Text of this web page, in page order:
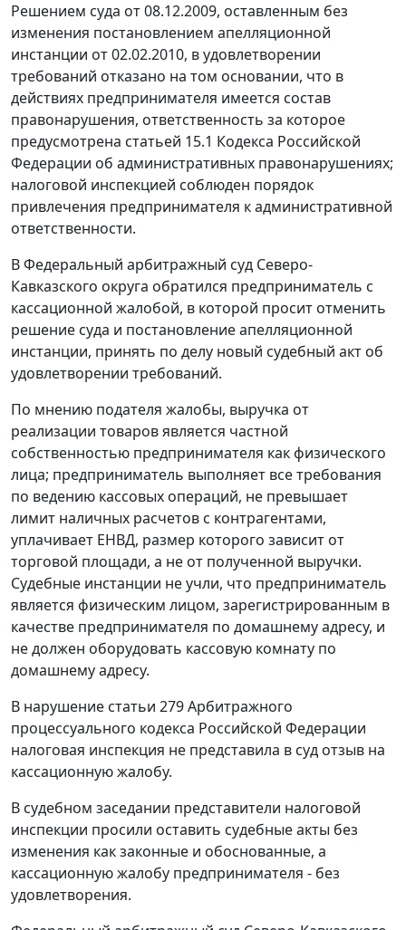
Решением суда от 08.12.2009, оставленным без
изменения постановлением апелляционной
инстанции от 02.02.2010, в удовлетворении
требований отказано на том основании, что в
действиях предпринимателя имеется состав
правонарушения, ответственность за которое
предусмотрена статьей 15.1 Кодекса Российской
Федерации об административных правонарушениях;
налоговой инспекцией соблюден порядок
привлечения предпринимателя к административной
ответственности.
В Федеральный арбитражный суд Северо-
Кавказского округа обратился предприниматель с
кассационной жалобой, в которой просит отменить
решение суда и постановление апелляционной
инстанции, принять по делу новый судебный акт об
удовлетворении требований.
По мнению подателя жалобы, выручка от
реализации товаров является частной
собственностью предпринимателя как физического
лица; предприниматель выполняет все требования
по ведению кассовых операций, не превышает
лимит наличных расчетов с контрагентами,
уплачивает ЕНВД, размер которого зависит от
торговой площади, а не от полученной выручки.
Судебные инстанции не учли, что предприниматель
является физическим лицом, зарегистрированным в
качестве предпринимателя по домашнему адресу, и
не должен оборудовать кассовую комнату по
домашнему адресу.
В нарушение статьи 279Арбитражного
процессуального кодекса Российской Федерации
налоговая инспекция не представила в суд отзыв на
кассационную жалобу.
В судебном заседании представители налоговой
инспекции просили оставить судебные акты без
изменения как законные и обоснованные, а
кассационную жалобу предпринимателя - без
удовлетворения.